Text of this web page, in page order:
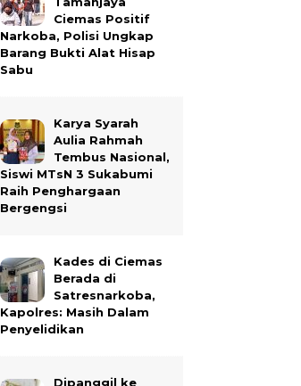
Ciemas Positif
Narkoba, Polisi Ungkap
Barang Bukti Alat Hisap
Sabu
Karya Syarah
Aulia Rahmah
Tembus Nasional,
Siswi MTsN 3 Sukabumi
Raih Penghargaan
Bergengsi
Kades di Ciemas
Berada di
Satresnarkoba,
Kapolres: Masih Dalam
Penyelidikan
Dipanggil ke